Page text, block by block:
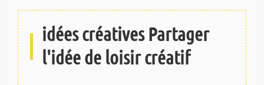
idées créatives Partager
l'idée de loisir créatif